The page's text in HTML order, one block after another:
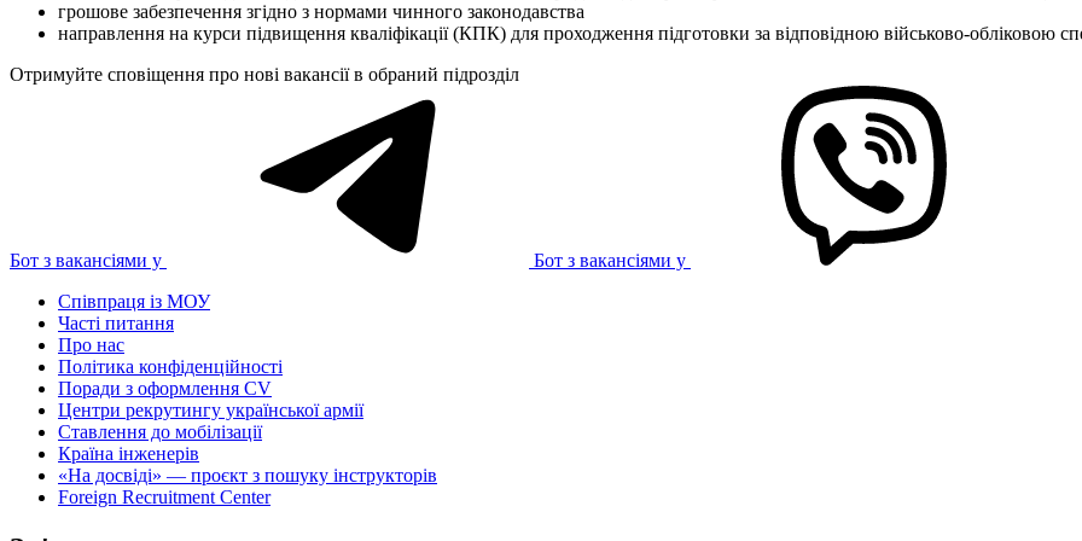
грошове забезпечення згідно з нормами чинного законодавства
направлення на курси підвищення кваліфікації (КПК) для проходження підготовки за відповідною військово-обліковою
Отримуйте сповіщення про нові вакансії в обраний підрозділ
Бот з вакансіями у
Бот з вакансіями у
Співпраця із МОУ
Часті питання
Про нас
Політика конфіденційності
Поради з оформлення CV
Центри рекрутингу української армії
Ставлення до мобілізації
Країна інженерів
«На досвіді» — проєкт з пошуку інструкторів
Foreign Recruitment Center